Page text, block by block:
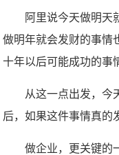
阿里说今天做明天
做明年就会发财的事情
十年以后可能成功的事
从这一点出发，今
后，如果这件事情真的
做企业，更关键的